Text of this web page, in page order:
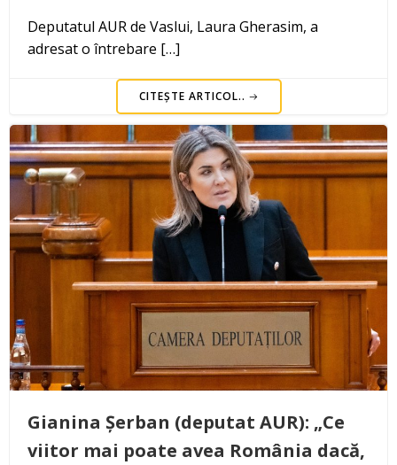
Deputatul AUR de Vaslui, Laura Gherasim, a
adresat o întrebare […]
CITEȘTE ARTICOL..
Gianina Șerban (deputat AUR): „Ce
viitor mai poate avea România dacă,